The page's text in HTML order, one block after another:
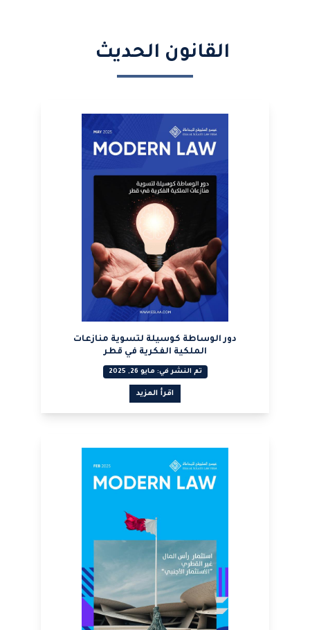
القانون الحديث
دور الوساطة كوسيلة لتسوية منازعات
الملكية الفكرية في قطر
تم النشر في: مايو 26, 2025
اقرأ المزيد